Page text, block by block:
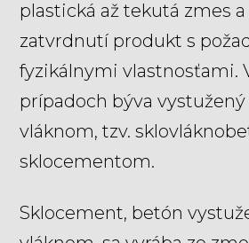
plastická až tekutá zmes
zatvrdnutí produkt s
fyzikálnymi vlastnosťami.
prípadoch býva
vláknom, tzv.
sklocementom.
Sklocement, betón